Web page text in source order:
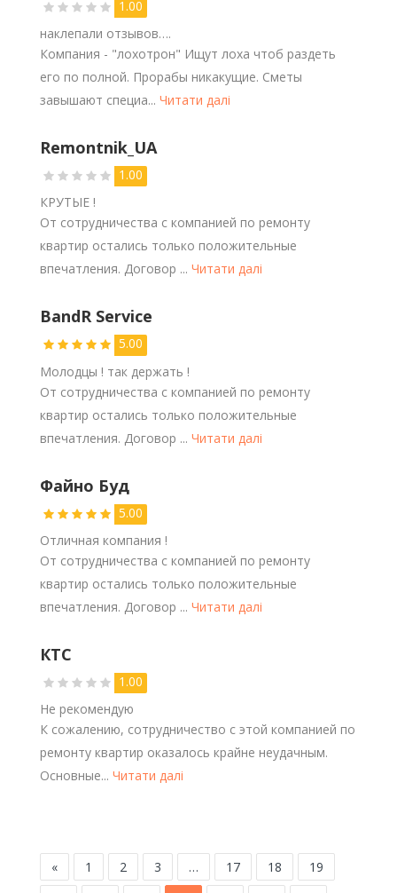
1.00
наклепали отзывов….
Компания - "лохотрон" Ищут лоха чтоб раздеть
его по полной. Прорабы никакущие. Сметы
завышают специа... Читати далі
Remontnik_UA
1.00
КРУТЫЕ !
От сотрудничества с компанией по ремонту
квартир остались только положительные
впечатления. Договор ... Читати далі
BandR Service
5.00
Молодцы ! так держать !
От сотрудничества с компанией по ремонту
квартир остались только положительные
впечатления. Договор ... Читати далі
Файно Буд
5.00
Отличная компания !
От сотрудничества с компанией по ремонту
квартир остались только положительные
впечатления. Договор ... Читати далі
КТС
1.00
Не рекомендую
К сожалению, сотрудничество с этой компанией по
ремонту квартир оказалось крайне неудачным.
Основные... Читати далі
« 1 2 3 … 17 18
19